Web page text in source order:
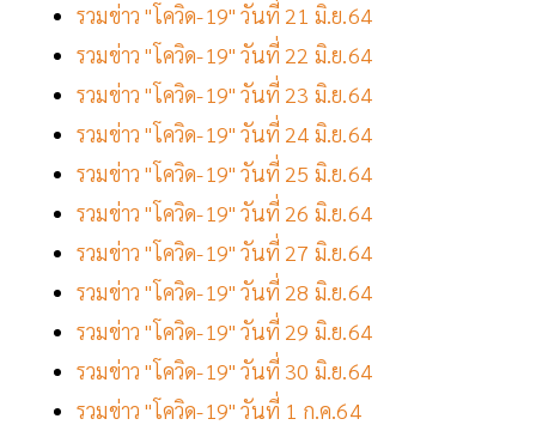
รวมข่าว "โควิด-19" วันที่ 21 มิ.ย.64
รวมข่าว "โควิด-19" วันที่ 22 มิ.ย.64
รวมข่าว "โควิด-19" วันที่ 23 มิ.ย.64
รวมข่าว "โควิด-19" วันที่ 24 มิ.ย.64
รวมข่าว "โควิด-19" วันที่ 25 มิ.ย.64
รวมข่าว "โควิด-19" วันที่ 26 มิ.ย.64
รวมข่าว "โควิด-19" วันที่ 27 มิ.ย.64
รวมข่าว "โควิด-19" วันที่ 28 มิ.ย.64
รวมข่าว "โควิด-19" วันที่ 29 มิ.ย.64
รวมข่าว "โควิด-19" วันที่ 30 มิ.ย.64
รวมข่าว "โควิด-19" วันที่ 1 ก.ค.64